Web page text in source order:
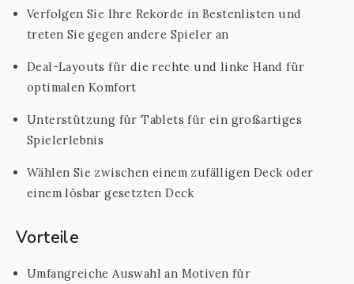
Verfolgen Sie Ihre Rekorde in Bestenlisten und
treten Sie gegen andere Spieler an
Deal-Layouts für die rechte und linke Hand für
optimalen Komfort
Unterstützung für Tablets für ein großartiges
Spielerlebnis
Wählen Sie zwischen einem zufälligen Deck oder
einem lösbar gesetzten Deck
Vorteile
Umfangreiche Auswahl an Motiven für